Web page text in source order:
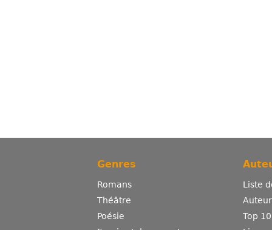
Genres
Romans
Théâtre
Poésie
Liste
Top